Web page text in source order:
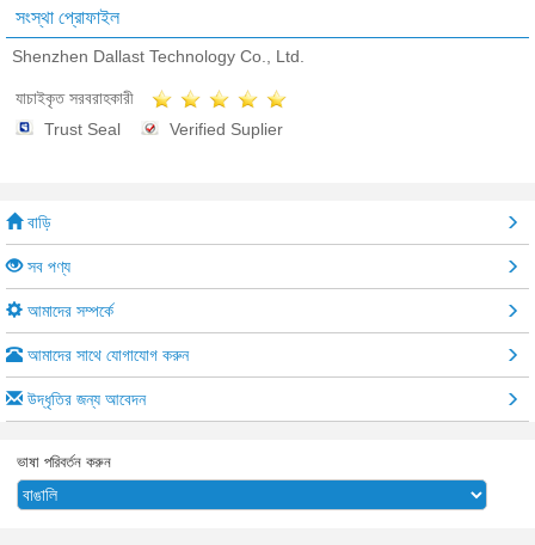
সংস্থা প্রোফাইল
Shenzhen Dallast Technology Co., Ltd.
যাচাইকৃত সরবরাহকারী
Trust Seal
Verified Suplier
বাড়ি
সব পণ্য
আমাদের সম্পর্কে
আমাদের সাথে যোগাযোগ করুন
উদ্ধৃতির জন্য আবেদন
ভাষা পরিবর্তন করুন